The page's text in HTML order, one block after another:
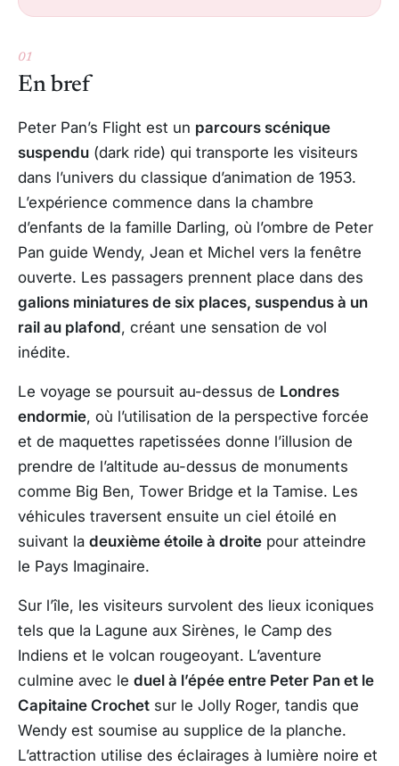
01
En bref
Peter Pan’s Flight est un parcours scénique
suspendu (dark ride) qui transporte les visiteurs
dans l’univers du classique d’animation de 1953.
L’expérience commence dans la chambre
d’enfants de la famille Darling, où l’ombre de Peter
Pan guide Wendy, Jean et Michel vers la fenêtre
ouverte. Les passagers prennent place dans des
galions miniatures de six places, suspendus à un
rail au plafond, créant une sensation de vol
inédite.
Le voyage se poursuit au-dessus de Londres
endormie, où l’utilisation de la perspective forcée
et de maquettes rapetissées donne l’illusion de
prendre de l’altitude au-dessus de monuments
comme Big Ben, Tower Bridge et la Tamise. Les
véhicules traversent ensuite un ciel étoilé en
suivant la deuxième étoile à droite pour atteindre
le Pays Imaginaire.
Sur l’île, les visiteurs survolent des lieux iconiques
tels que la Lagune aux Sirènes, le Camp des
Indiens et le volcan rougeoyant. L’aventure
culmine avec le duel à l’épée entre Peter Pan et le
Capitaine Crochet sur le Jolly Roger, tandis que
Wendy est soumise au supplice de la planche.
L’attraction utilise des éclairages à lumière noire et